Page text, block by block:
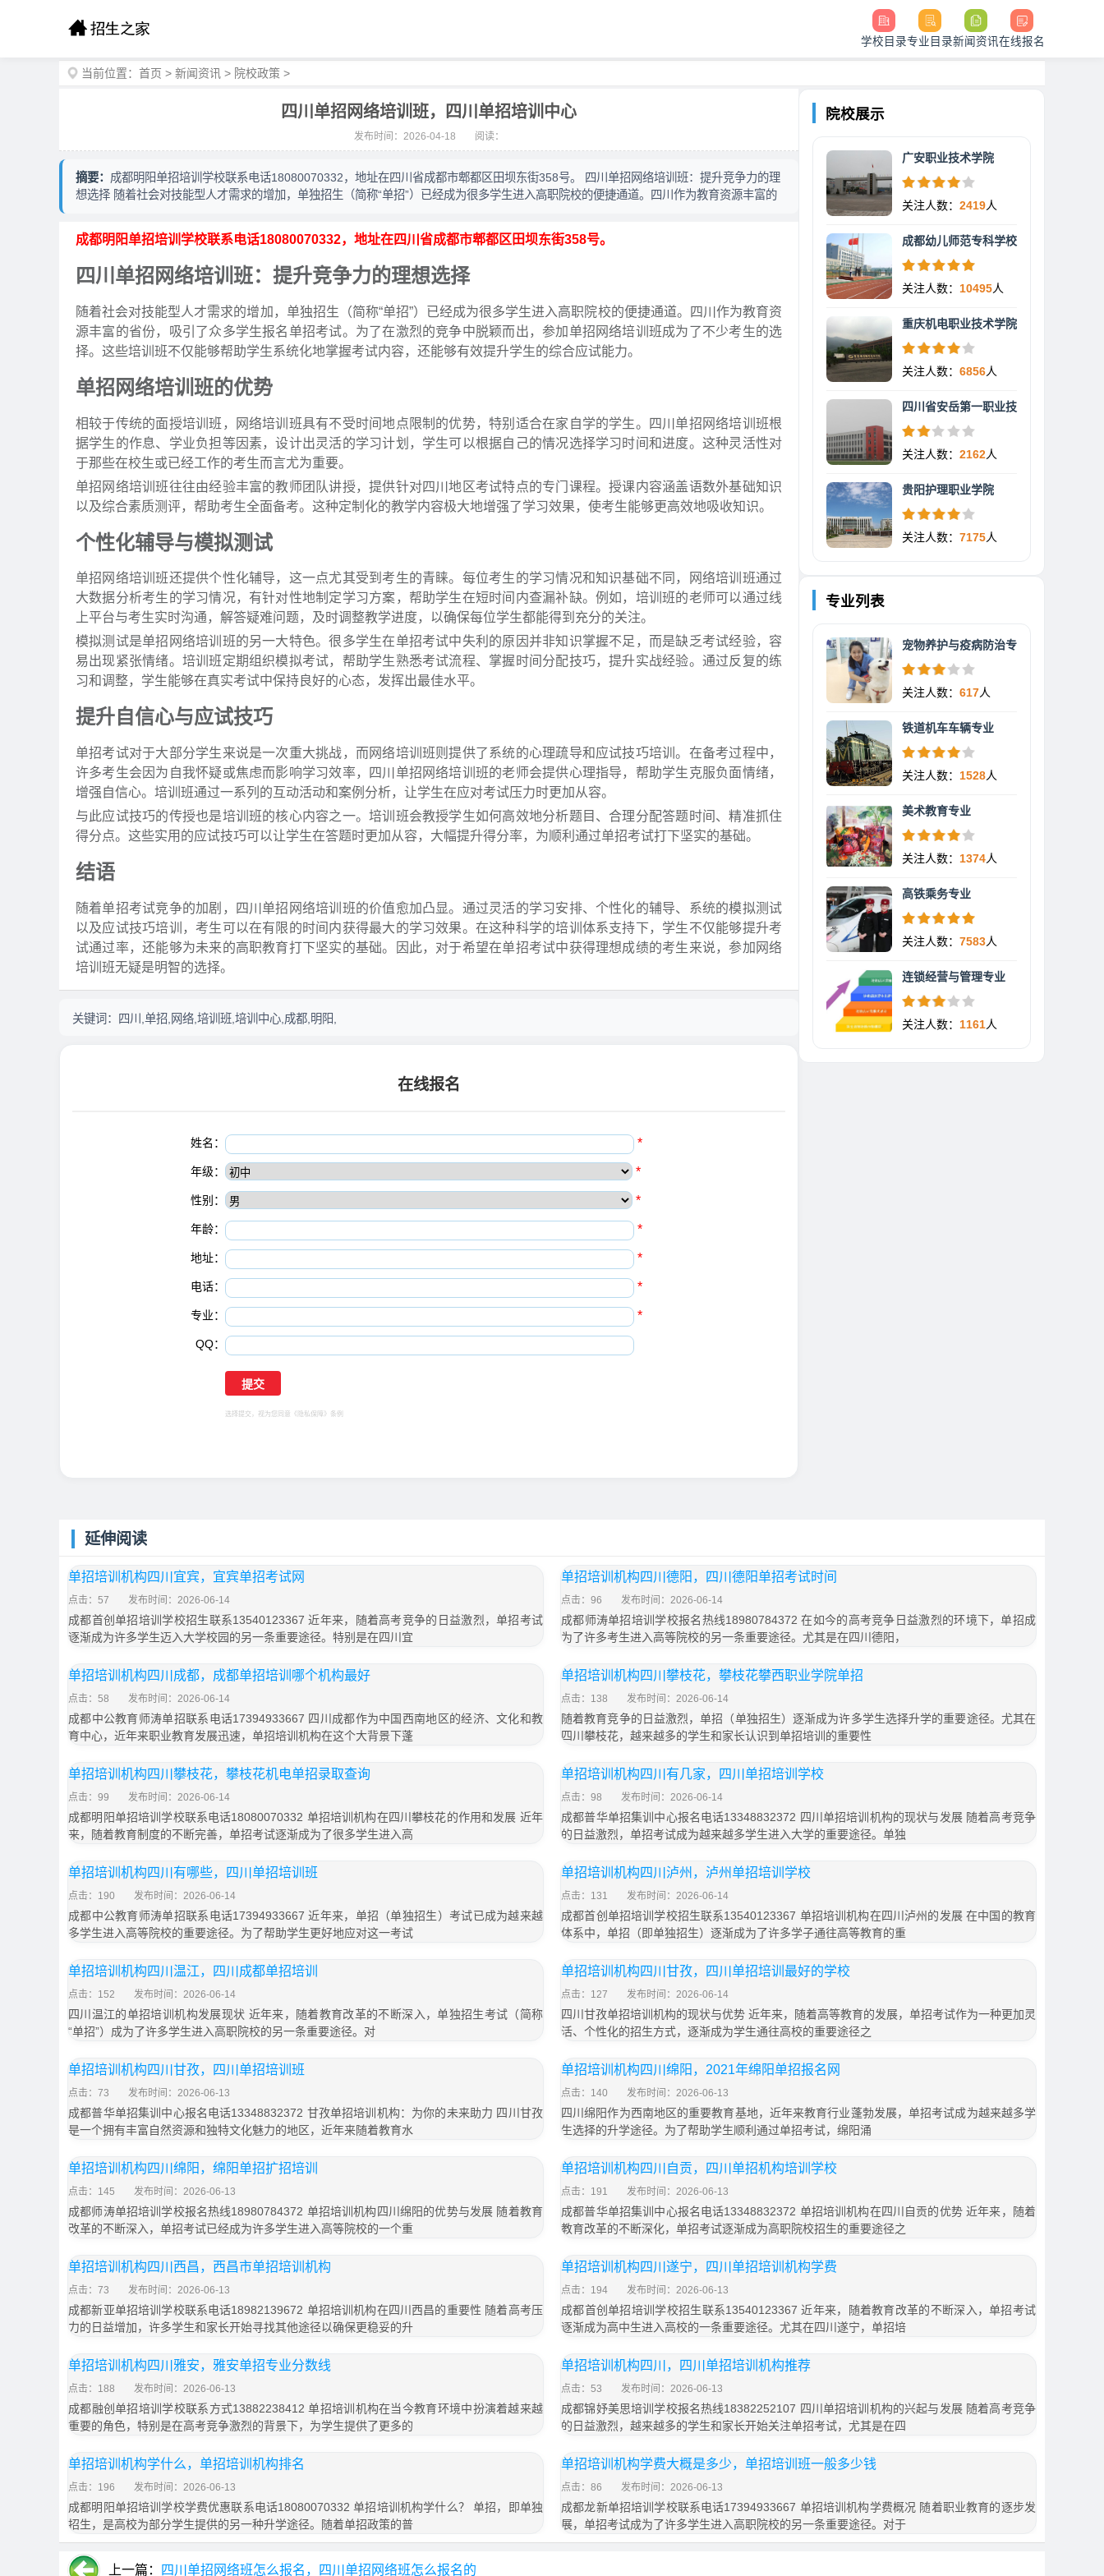
学校目录专业目录新闻资讯在线报名
当前位置： 首页 > 新闻资讯 > 院校政策 >
四川单招网络培训班，四川单招培训中心
发布时间：2026-04-18 阅读：
摘要： 成都明阳单招培训学校联系电话18080070332，地址在四川省成都市郫都区田坝东街358号。 四川单招网络培训班：提升竞争力的理
想选择 随着社会对技能型人才需求的增加，单独招生（简称“单招”）已经成为很多学生进入高职院校的便捷通道。四川作为教育资源丰富的
成都明阳单招培训学校联系电话18080070332，地址在四川省成都市郫都区田坝东街358号。
四川单招网络培训班：提升竞争力的理想选择
随着社会对技能型人才需求的增加，单独招生（简称“单招”）已经成为很多学生进入高职院校的便捷通道。四川作为教育资
源丰富的省份，吸引了众多学生报名单招考试。为了在激烈的竞争中脱颖而出，参加单招网络培训班成为了不少考生的选
择。这些培训班不仅能够帮助学生系统化地掌握考试内容，还能够有效提升学生的综合应试能力。
单招网络培训班的优势
相较于传统的面授培训班，网络培训班具有不受时间地点限制的优势，特别适合在家自学的学生。四川单招网络培训班根
据学生的作息、学业负担等因素，设计出灵活的学习计划，学生可以根据自己的情况选择学习时间和进度。这种灵活性对
于那些在校生或已经工作的考生而言尤为重要。
单招网络培训班往往由经验丰富的教师团队讲授，提供针对四川地区考试特点的专门课程。授课内容涵盖语数外基础知识
以及综合素质测评，帮助考生全面备考。这种定制化的教学内容极大地增强了学习效果，使考生能够更高效地吸收知识。
个性化辅导与模拟测试
单招网络培训班还提供个性化辅导，这一点尤其受到考生的青睐。每位考生的学习情况和知识基础不同，网络培训班通过
大数据分析考生的学习情况，有针对性地制定学习方案，帮助学生在短时间内查漏补缺。例如，培训班的老师可以通过线
上平台与考生实时沟通，解答疑难问题，及时调整教学进度，以确保每位学生都能得到充分的关注。
模拟测试是单招网络培训班的另一大特色。很多学生在单招考试中失利的原因并非知识掌握不足，而是缺乏考试经验，容
易出现紧张情绪。培训班定期组织模拟考试，帮助学生熟悉考试流程、掌握时间分配技巧，提升实战经验。通过反复的练
习和调整，学生能够在真实考试中保持良好的心态，发挥出最佳水平。
提升自信心与应试技巧
单招考试对于大部分学生来说是一次重大挑战，而网络培训班则提供了系统的心理疏导和应试技巧培训。在备考过程中，
许多考生会因为自我怀疑或焦虑而影响学习效率，四川单招网络培训班的老师会提供心理指导，帮助学生克服负面情绪，
增强自信心。培训班通过一系列的互动活动和案例分析，让学生在应对考试压力时更加从容。
与此应试技巧的传授也是培训班的核心内容之一。培训班会教授学生如何高效地分析题目、合理分配答题时间、精准抓住
得分点。这些实用的应试技巧可以让学生在答题时更加从容，大幅提升得分率，为顺利通过单招考试打下坚实的基础。
结语
随着单招考试竞争的加剧，四川单招网络培训班的价值愈加凸显。通过灵活的学习安排、个性化的辅导、系统的模拟测试
以及应试技巧培训，考生可以在有限的时间内获得最大的学习效果。在这种科学的培训体系支持下，学生不仅能够提升考
试通过率，还能够为未来的高职教育打下坚实的基础。因此，对于希望在单招考试中获得理想成绩的考生来说，参加网络
培训班无疑是明智的选择。
关键词： 四川,单招,网络,培训班,培训中心,成都,明阳,
在线报名
姓名： *
年级： *
性别： *
年龄： *
地址： *
电话： *
专业： *
QQ：
选择提交，视为您同意 《隐私保障》 条例
院校展示
广安职业技术学院
关注人数： 2419人
成都幼儿师范专科学校
关注人数： 10495人
重庆机电职业技术学院
关注人数： 6856人
四川省安岳第一职业技
关注人数： 2162人
贵阳护理职业学院
关注人数： 7175人
专业列表
宠物养护与疫病防治专
关注人数： 617人
铁道机车车辆专业
关注人数： 1528人
美术教育专业
关注人数： 1374人
高铁乘务专业
关注人数： 7583人
连锁经营与管理专业
关注人数： 1161人
延伸阅读
单招培训机构四川宜宾，宜宾单招考试网
点击：57 发布时间：2026-06-14
成都首创单招培训学校招生联系13540123367 近年来，随着高考竞争的日益激烈，单招考试
逐渐成为许多学生迈入大学校园的另一条重要途径。特别是在四川宜
单招培训机构四川德阳，四川德阳单招考试时间
点击：96 发布时间：2026-06-14
成都师涛单招培训学校报名热线18980784372 在如今的高考竞争日益激烈的环境下，单招成
为了许多考生进入高等院校的另一条重要途径。尤其是在四川德阳，
单招培训机构四川成都，成都单招培训哪个机构最好
点击：58 发布时间：2026-06-14
成都中公教育师涛单招联系电话17394933667 四川成都作为中国西南地区的经济、文化和教
育中心，近年来职业教育发展迅速，单招培训机构在这个大背景下蓬
单招培训机构四川攀枝花，攀枝花攀西职业学院单招
点击：138 发布时间：2026-06-14
随着教育竞争的日益激烈，单招（单独招生）逐渐成为许多学生选择升学的重要途径。尤其在
四川攀枝花，越来越多的学生和家长认识到单招培训的重要性
单招培训机构四川攀枝花，攀枝花机电单招录取查询
点击：99 发布时间：2026-06-14
成都明阳单招培训学校联系电话18080070332 单招培训机构在四川攀枝花的作用和发展 近年
来，随着教育制度的不断完善，单招考试逐渐成为了很多学生进入高
单招培训机构四川有几家，四川单招培训学校
点击：98 发布时间：2026-06-14
成都普华单招集训中心报名电话13348832372 四川单招培训机构的现状与发展 随着高考竞争
的日益激烈，单招考试成为越来越多学生进入大学的重要途径。单独
单招培训机构四川有哪些，四川单招培训班
点击：190 发布时间：2026-06-14
成都中公教育师涛单招联系电话17394933667 近年来，单招（单独招生）考试已成为越来越
多学生进入高等院校的重要途径。为了帮助学生更好地应对这一考试
单招培训机构四川泸州，泸州单招培训学校
点击：131 发布时间：2026-06-14
成都首创单招培训学校招生联系13540123367 单招培训机构在四川泸州的发展 在中国的教育
体系中，单招（即单独招生）逐渐成为了许多学子通往高等教育的重
单招培训机构四川温江，四川成都单招培训
点击：152 发布时间：2026-06-14
四川温江的单招培训机构发展现状 近年来，随着教育改革的不断深入，单独招生考试（简称
“单招”）成为了许多学生进入高职院校的另一条重要途径。对
单招培训机构四川甘孜，四川单招培训最好的学校
点击：127 发布时间：2026-06-14
四川甘孜单招培训机构的现状与优势 近年来，随着高等教育的发展，单招考试作为一种更加灵
活、个性化的招生方式，逐渐成为学生通往高校的重要途径之
单招培训机构四川甘孜，四川单招培训班
点击：73 发布时间：2026-06-13
成都普华单招集训中心报名电话13348832372 甘孜单招培训机构：为你的未来助力 四川甘孜
是一个拥有丰富自然资源和独特文化魅力的地区，近年来随着教育水
单招培训机构四川绵阳，2021年绵阳单招报名网
点击：140 发布时间：2026-06-13
四川绵阳作为西南地区的重要教育基地，近年来教育行业蓬勃发展，单招考试成为越来越多学
生选择的升学途径。为了帮助学生顺利通过单招考试，绵阳涌
单招培训机构四川绵阳，绵阳单招扩招培训
点击：145 发布时间：2026-06-13
成都师涛单招培训学校报名热线18980784372 单招培训机构四川绵阳的优势与发展 随着教育
改革的不断深入，单招考试已经成为许多学生进入高等院校的一个重
单招培训机构四川自贡，四川单招机构培训学校
点击：191 发布时间：2026-06-13
成都普华单招集训中心报名电话13348832372 单招培训机构在四川自贡的优势 近年来，随着
教育改革的不断深化，单招考试逐渐成为高职院校招生的重要途径之
单招培训机构四川西昌，西昌市单招培训机构
点击：73 发布时间：2026-06-13
成都新亚单招培训学校联系电话18982139672 单招培训机构在四川西昌的重要性 随着高考压
力的日益增加，许多学生和家长开始寻找其他途径以确保更稳妥的升
单招培训机构四川遂宁，四川单招培训机构学费
点击：194 发布时间：2026-06-13
成都首创单招培训学校招生联系13540123367 近年来，随着教育改革的不断深入，单招考试
逐渐成为高中生进入高校的一条重要途径。尤其在四川遂宁，单招培
单招培训机构四川雅安，雅安单招专业分数线
点击：188 发布时间：2026-06-13
成都融创单招培训学校联系方式13882238412 单招培训机构在当今教育环境中扮演着越来越
重要的角色，特别是在高考竞争激烈的背景下，为学生提供了更多的
单招培训机构四川，四川单招培训机构推荐
点击：53 发布时间：2026-06-13
成都锦妤美思培训学校报名热线18382252107 四川单招培训机构的兴起与发展 随着高考竞争
的日益激烈，越来越多的学生和家长开始关注单招考试，尤其是在四
单招培训机构学什么，单招培训机构排名
点击：196 发布时间：2026-06-13
成都明阳单招培训学校学费优惠联系电话18080070332 单招培训机构学什么？ 单招，即单独
招生，是高校为部分学生提供的另一种升学途径。随着单招政策的普
单招培训机构学费大概是多少，单招培训班一般多少钱
点击：86 发布时间：2026-06-13
成都龙新单招培训学校联系电话17394933667 单招培训机构学费概况 随着职业教育的逐步发
展，单招考试成为了许多学生进入高职院校的另一条重要途径。对于
上一篇： 四川单招网络班怎么报名，四川单招网络班怎么报名的